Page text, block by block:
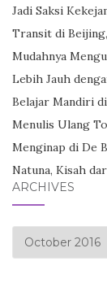
Jadi Saksi
Transit di
Mudahnya
Lebih Jauh
Belajar Mandiri
Menulis Ulang
Menginap di De
Natuna, Kisah
ARCHIVES
Archives